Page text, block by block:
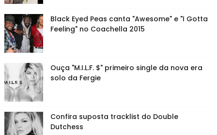
Black Eyed Peas canta "Awesome" e "I Gotta
Feeling" no Coachella 2015
Ouça "M.I.L.F. $" primeiro single da nova era
solo da Fergie
Confira suposta tracklist do Double
Dutchess